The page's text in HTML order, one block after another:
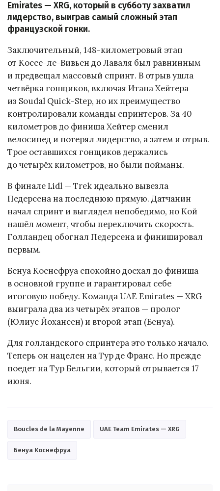
Emirates — XRG, который в субботу захватил
лидерство, выиграв самый сложный этап
французской гонки.
Заключительный, 148-километровый этап
от Коссе-ле-Вивьен до Лаваля был равнинным
и предвещал массовый спринт. В отрыв ушла
четвёрка гонщиков, включая Итана Хейтера
из Soudal Quick-Step, но их преимущество
контролировали команды спринтеров. За 40
километров до финиша Хейтер сменил
велосипед и потерял лидерство, а затем и отрыв.
Трое оставшихся гонщиков держались
до четырёх километров, но были пойманы.
В финале Lidl — Trek идеально вывезла
Педерсена на последнюю прямую. Датчанин
начал спринт и выглядел непобедимо, но Кой
нашёл момент, чтобы переключить скорость.
Голландец обогнал Педерсена и финишировал
первым.
Бенуа Коснефруа спокойно доехал до финиша
в основной группе и гарантировал себе
итоговую победу. Команда UAE Emirates — XRG
выиграла два из четырёх этапов — пролог
(Юлиус Йохансен) и второй этап (Бенуа).
Для голландского спринтера это только начало.
Теперь он нацелен на Тур де Франс. Но прежде
поедет на Тур Бельгии, который отрывается 17
июня.
Boucles de la Mayenne UAE Team Emirates — XRG
Бенуа Коснефруа